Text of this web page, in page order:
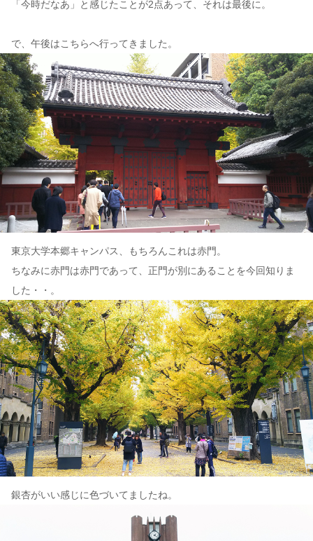
「今時だなあ」と感じたことが2点あって、それは最後に。
で、午後はこちらへ行ってきました。
東京大学本郷キャンパス、もちろんこれは赤門。
ちなみに赤門は赤門であって、正門が別にあることを今回知りま
した・・。
銀杏がいい感じに色づいてましたね。
このサイトについて
お問い合わせ